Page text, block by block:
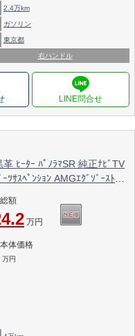
2.4万km
ガソリン
東京都
右ハンドル
ﾋｰﾀｰ ﾊﾟﾉﾗﾏSR 純正ﾅﾋﾞTV
ﾂｻｽﾍﾟﾝｼｮﾝ AMGｴｸﾞｿﾞｰｽﾄ
額
万円
体価格
万円